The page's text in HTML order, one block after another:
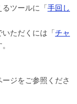
ツールに「手回し
ただくには「チャ
ジをご参照くださ